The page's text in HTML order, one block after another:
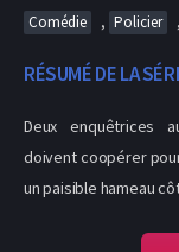
Comédie , Policier ,
RÉSUMÉ DE LA
Deux enquêtrices
doivent coopérer
un paisible hameau